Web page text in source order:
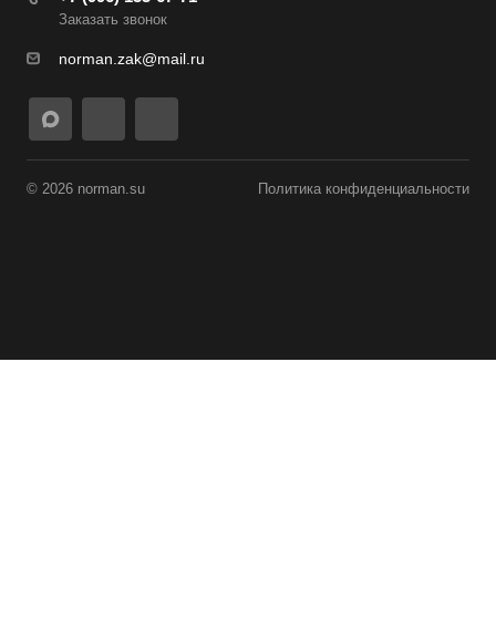
Заказать звонок
norman.zak@mail.ru
© 2026 norman.su Политика конфиденциальности